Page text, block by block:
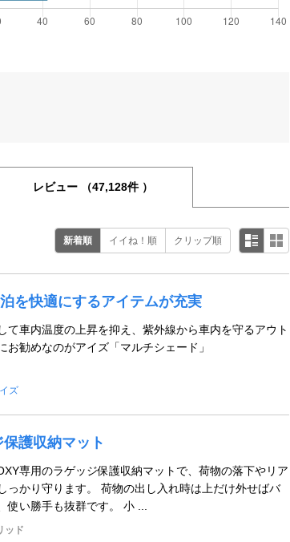
レビュー （47,128件 ）
新着順 イイね！順 クリップ順
を快適にするアイテムが充実
て車内温度の上昇を抑え、紫外線から車内を守るアウト
お勧めなのがアイズ「マルチシェード」
ズ
護収納マット
専用のラゲッジ保護収納マットで、荷物の落下やリア
っかり守ります。 荷物の出し入れ時は上だけ外せばバ
使い勝手も抜群です。 小 ...
ッド